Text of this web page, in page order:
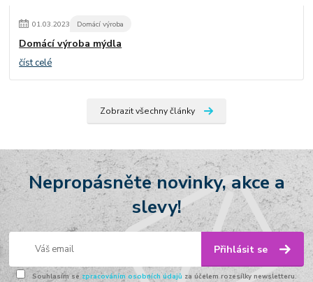
01.03.2023 Domácí výroba
Domácí výroba mýdla
číst celé
Zobrazit všechny články
Nepropásněte novinky, akce a
slevy!
Přihlásit se
Souhlasím se zpracováním osobních údajů za účelem rozesílky newsletteru.